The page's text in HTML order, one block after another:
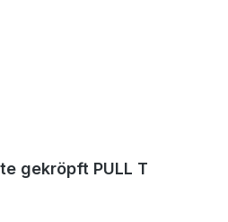
gekröpft PULL T